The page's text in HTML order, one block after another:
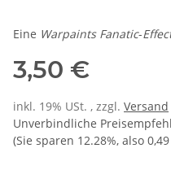
Eine Warpaints Fanatic-
3,50 €
inkl. 19% USt. , zzgl. Versand
Unverbindliche
(Sie sparen 12.28%, also